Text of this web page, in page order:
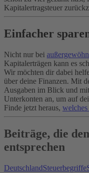
Kapitalertragsteuer
Einfacher
Nicht nur bei
Kapitalerträgen kann es
Wir möchten dir dabei
über deine Finanzen. Mit
Ausgaben im Blick und mit
Unterkonten an, um auf
Finde jetzt heraus,
Beiträge, die
entsprechen
DeutschlandSteuerbegriffe